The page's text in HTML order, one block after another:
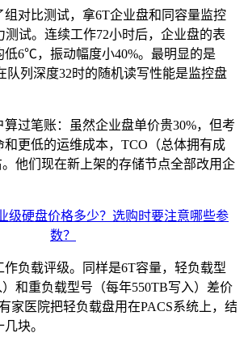
组对比测试，拿6T企业盘和同容量监控
试。连续工作72小时后，企业盘的表
低6℃，振动幅度小40%。最明显的是
队列深度32时的随机读写性能是监控盘
过笔账：虽然企业盘单价贵30%，但考
和更低的运维成本，TCO（总体拥有成
他们现在新上架的存储节点全部改用企
负载评级。同样是6T容量，轻负载型
和重负载型号（每年550TB写入）差价
家医院把轻负载盘用在PACS系统上，结
块。